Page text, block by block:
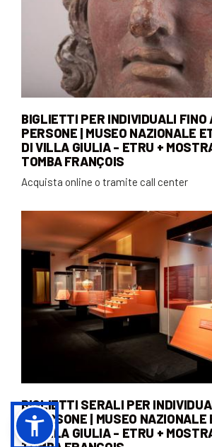
BIGLIETTI PER INDIVIDUALI FINO
PERSONE | MUSEO NAZIONALE
DI VILLA GIULIA - ETRU +
TOMBA FRANÇOIS
Acquista online o tramite call center
BIGLIETTI SERALI PER
8 PERSONE | MUSEO NAZIONALE
DI VILLA GIULIA - ETRU +